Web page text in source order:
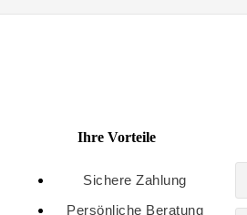
Ihre Vorteile
Sichere Zahlung
Persönliche Beratung